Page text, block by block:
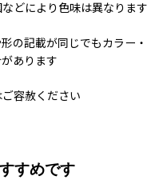
どにより色味は異なります
の記載が同じでもカラー・
あります
容赦ください
すめです